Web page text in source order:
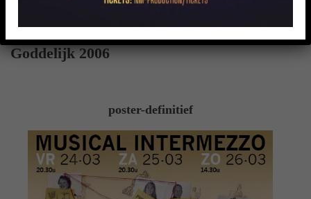
Goddelijk 2006
poster-definitief